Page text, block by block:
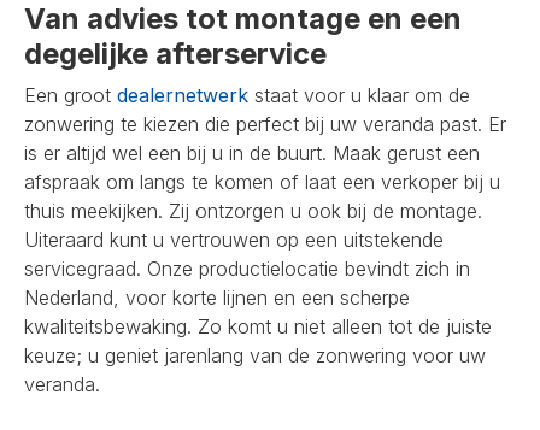
Van advies tot montage en een
degelijke afterservice
Een groot dealernetwerk staat voor u klaar om de
zonwering te kiezen die perfect bij uw veranda past. Er
is er altijd wel een bij u in de buurt. Maak gerust een
afspraak om langs te komen of laat een verkoper bij u
thuis meekijken. Zij ontzorgen u ook bij de montage.
Uiteraard kunt u vertrouwen op een uitstekende
servicegraad. Onze productielocatie bevindt zich in
Nederland, voor korte lijnen en een scherpe
kwaliteitsbewaking. Zo komt u niet alleen tot de juiste
keuze; u geniet jarenlang van de zonwering voor uw
veranda.